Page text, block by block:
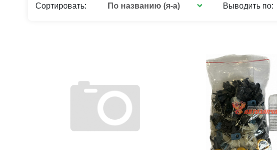
Сортировать: По названию (я-а) Выводить по: